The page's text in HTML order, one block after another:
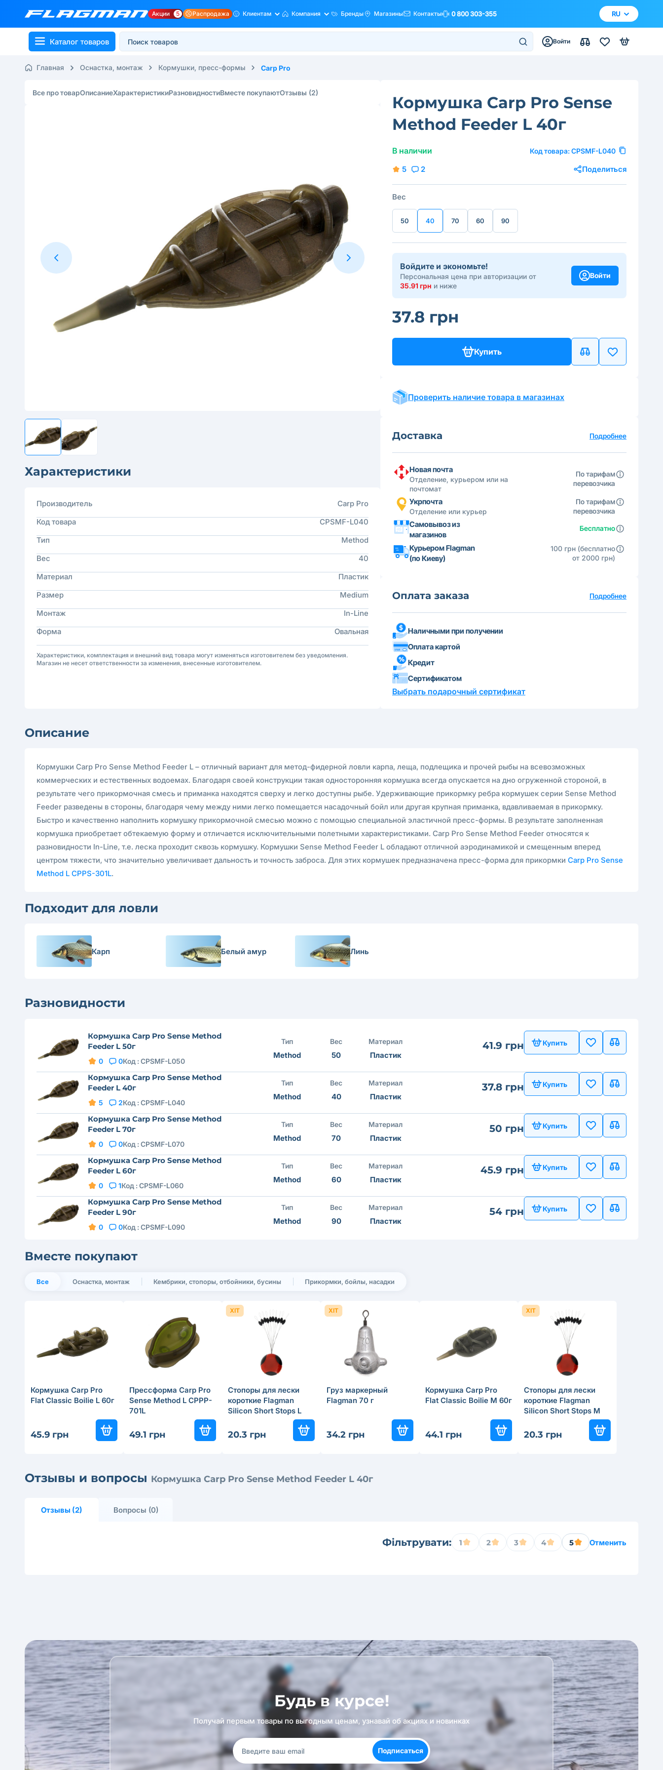
Акции 5 Распродажа Клиентам Компания Бренды Магазины Контакты 0 800 303-355 RU
Каталог товаров Войти
Главная Оснастка, монтаж Кормушки, пресс-формы Carp Pro
Все про товарОписаниеХарактеристикиРазновидностиВместе покупаютОтзывы (2)
Характеристики
Производитель
Carp Pro
Код товара
CPSMF-L040
Тип
Method
Вес
40
Материал
Пластик
Размер
Medium
Монтаж
In-Line
Форма
Овальная
Характеристики, комплектация и внешний вид товара могут изменяться изготовителем без уведомления.
Магазин не несет ответственности за изменения, внесенные изготовителем.
Кормушка Carp Pro Sense
Method Feeder L 40г
В наличии Код товара: CPSMF-L040
5 2 Поделиться
Вес
50 40 70 60 90
Войдите и экономьте!
Персональная цена при авторизации от
35.91 грн и ниже
Войти
37.8 грн
Купить
Проверить наличие товара в магазинах
Доставка Подробнее
Новая почта
Отделение, курьером или на
почтомат
По тарифам
перевозчика
Укрпочта
Отделение или курьер
По тарифам
перевозчика
Самовывоз из
магазинов
Бесплатно
Курьером Flagman
(по Киеву)
100 грн (бесплатно
от 2000 грн)
Оплата заказа Подробнее
Наличными при получении
Оплата картой
Кредит
Сертификатом
Выбрать подарочный сертификат
Описание
Кормушки Carp Pro Sense Method Feeder L – отличный вариант для метод-фидерной ловли карпа, леща, подлещика и прочей рыбы на всевозможных
коммерческих и естественных водоемах. Благодаря своей конструкции такая односторонняя кормушка всегда опускается на дно огруженной стороной, в
результате чего прикормочная смесь и приманка находятся сверху и легко доступны рыбе. Удерживающие прикормку ребра кормушек серии Sense Method
Feeder разведены в стороны, благодаря чему между ними легко помещается насадочный бойл или другая крупная приманка, вдавливаемая в прикормку.
Быстро и качественно наполнить кормушку прикормочной смесью можно с помощью специальной эластичной пресс-формы. В результате заполненная
кормушка приобретает обтекаемую форму и отличается исключительными полетными характеристиками. Carp Pro Sense Method Feeder относятся к
разновидности In-Line, т.е. леска проходит сквозь кормушку. Кормушки Sense Method Feeder L обладают отличной аэродинамикой и смещенным вперед
центром тяжести, что значительно увеличивает дальность и точность заброса. Для этих кормушек предназначена пресс-форма для прикормки Carp Pro Sense
Method L CPPS-301L.
Подходит для ловли
Карп Белый амур Линь
Разновидности
Кормушка Carp Pro Sense Method
Feeder L 50г
0 0Код : CPSMF-L050
Тип
Method
Вес
50
Материал
Пластик
41.9 грн Купить
Кормушка Carp Pro Sense Method
Feeder L 40г
5 2Код : CPSMF-L040
Тип
Method
Вес
40
Материал
Пластик
37.8 грн Купить
Кормушка Carp Pro Sense Method
Feeder L 70г
0 0Код : CPSMF-L070
Тип
Method
Вес
70
Материал
Пластик
50 грн Купить
Кормушка Carp Pro Sense Method
Feeder L 60г
0 1Код : CPSMF-L060
Тип
Method
Вес
60
Материал
Пластик
45.9 грн Купить
Кормушка Carp Pro Sense Method
Feeder L 90г
0 0Код : CPSMF-L090
Тип
Method
Вес
90
Материал
Пластик
54 грн Купить
Вместе покупают
Все Оснастка, монтаж Кембрики, стопоры, отбойники, бусины Прикормки, бойлы, насадки
Кормушка Carp Pro
Flat Classic Boilie L 60г
45.9 грн
Прессформа Carp Pro
Sensе Method L CPPP-
701L
49.1 грн
ХІТ
Стопоры для лески
короткие Flagman
Silicon Short Stops L
20.3 грн
ХІТ
Груз маркерный
Flagman 70 г
34.2 грн
Кормушка Carp Pro
Flat Classic Boilie M 60г
44.1 грн
ХІТ
Стопоры для лески
короткие Flagman
Silicon Short Stops M
20.3 грн
Отзывы и вопросы Кормушка Carp Pro Sense Method Feeder L 40г
Отзывы (2) Вопросы (0)
Фільтрувати: 1 2 3 4 5 Отменить
Будь в курсе!
Получай первым товары по выгодным ценам, узнавай об акциях и новинках
Подписаться